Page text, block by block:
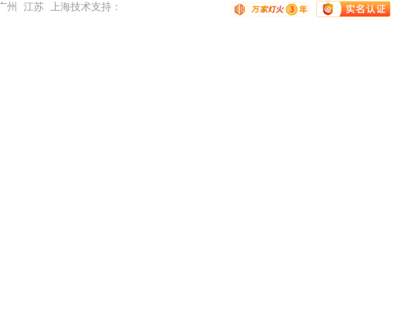
州 江苏 上海技术支持：